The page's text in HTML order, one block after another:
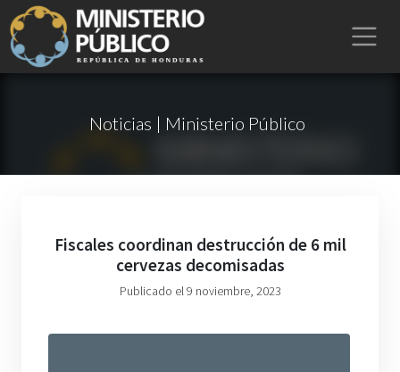
Noticias | Ministerio Público
Fiscales coordinan destrucción de 6 mil
cervezas decomisadas
Publicado el 9 noviembre, 2023